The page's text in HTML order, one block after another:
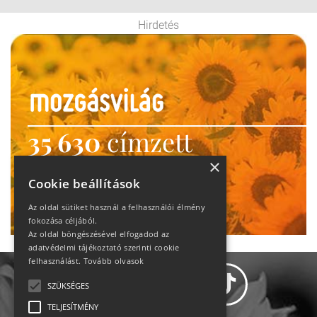
Hirdetés
35 630címzett
heti motiváció
Ne maradj le!
×
Cookie beállítások
Az oldal sütiket használ a felhasználói élmény
fokozása céljából.
Az oldal böngészésével elfogadod az
adatvédelmi tájékoztató szerinti cookie
felhasználást. Tovább olvasok
SZÜKSÉGES
TELJESÍTMÉNY